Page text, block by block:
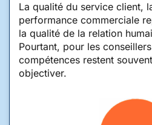
La qualité du service client,
performance commerciale
la qualité de la relation
Pourtant, pour les
compétences restent
objectiver.